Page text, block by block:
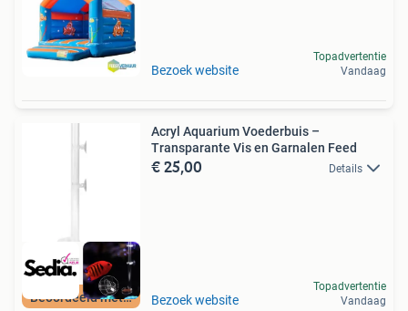
Bezoek website
Topadvertentie
Vandaag
Beoordeeld met 9+
Acryl Aquarium Voederbuis –
Transparante Vis en Garnalen Feed
€ 25,00 Details
Bezoek website
Topadvertentie
Vandaag